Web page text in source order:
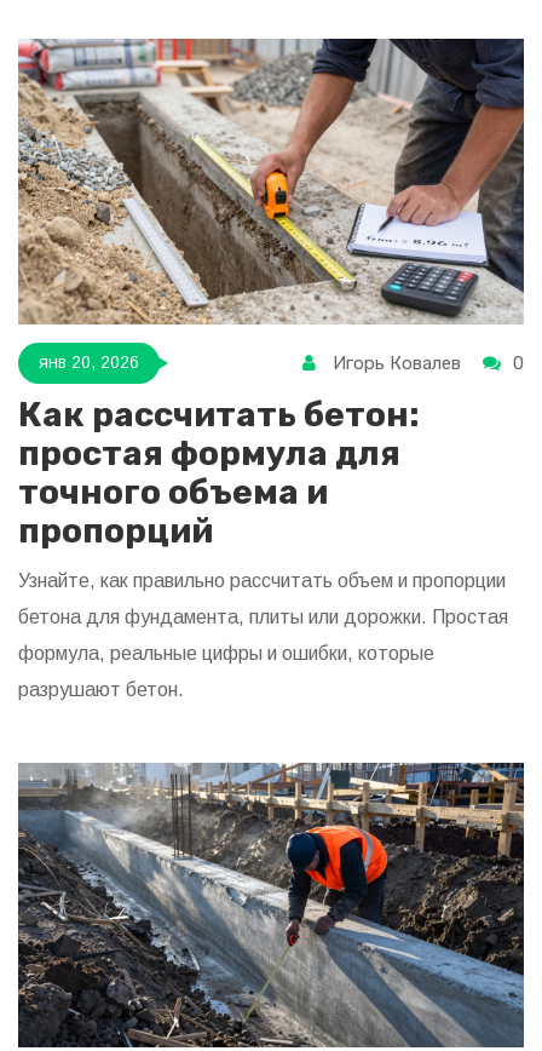
янв 20, 2026 Игорь Ковалев 0
Как рассчитать бетон:
простая формула для
точного объема и
пропорций
Узнайте, как правильно рассчитать объем и пропорции
бетона для фундамента, плиты или дорожки. Простая
формула, реальные цифры и ошибки, которые
разрушают бетон.